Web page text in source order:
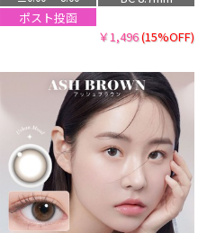
ポスト投函
￥1,496(15%OFF)